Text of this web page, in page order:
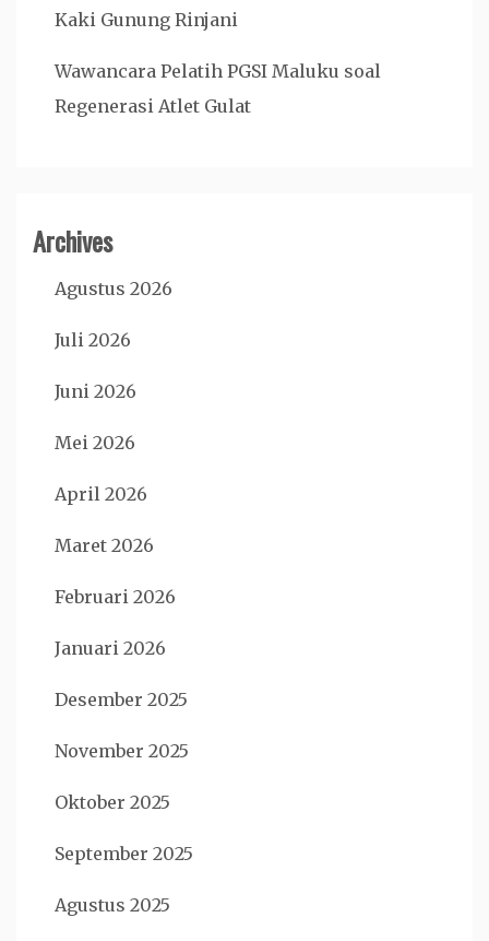
Kaki Gunung Rinjani
Wawancara Pelatih PGSI Maluku soal
Regenerasi Atlet Gulat
Archives
Agustus 2026
Juli 2026
Juni 2026
Mei 2026
April 2026
Maret 2026
Februari 2026
Januari 2026
Desember 2025
November 2025
Oktober 2025
September 2025
Agustus 2025